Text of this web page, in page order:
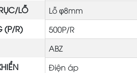
LỖ
Lỗ φ8mm
(P/R)
500P/R
ABZ
Điện áp